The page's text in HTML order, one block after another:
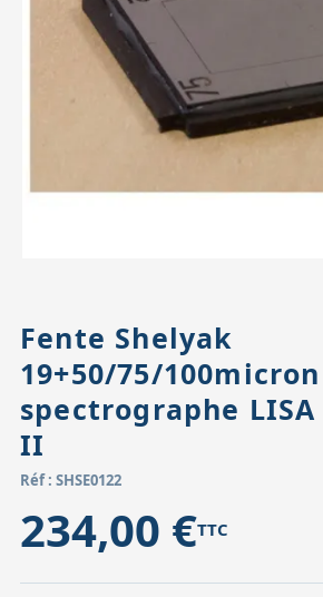
Accessoires pour montures
Pièces détachées
Fente Shelyak
19+50/75/
spectrographe LISA
II
Réf : SHSE0122
234,00 €TTC